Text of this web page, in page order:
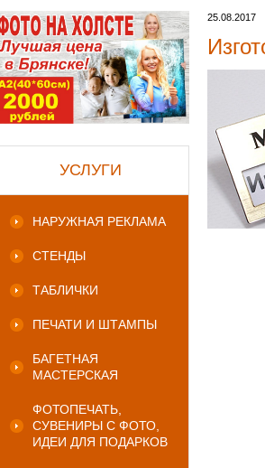
УСЛУГИ
НАРУЖНАЯ РЕКЛАМА
СТЕНДЫ
ТАБЛИЧКИ
ПЕЧАТИ И ШТАМПЫ
БАГЕТНАЯ
МАСТЕРСКАЯ
ФОТОПЕЧАТЬ,
СУВЕНИРЫ С ФОТО,
ИДЕИ ДЛЯ ПОДАРКОВ
25.08.2017